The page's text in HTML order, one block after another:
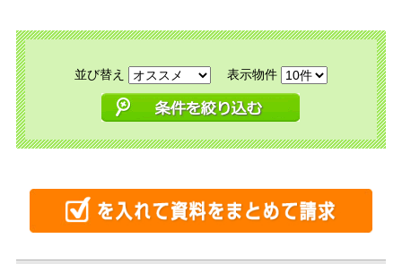
並び替え 表示物件